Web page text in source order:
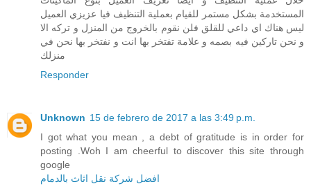
المستخدمة بشكل مستمر للقيام بعملية التنظيف فيا عزيزي العميل
ليس هناك اي داعي للقلق فلن نقوم بالخروج من المنزل و تركه الا
و نحن تاركين فيه بصمه و علامة تفتخر بها انت و نفتخر بها نحن في
منزلك
Responder
Unknown 15 de febrero de 2017 a las 3:49 p.m.
I got what you mean , a debt of gratitude is in order for
posting .Woh I am cheerful to discover this site through
google
افضل شركة نقل اثاث بالدمام